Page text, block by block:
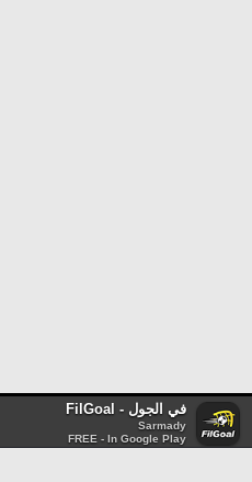
في الجول - FilGoal
Sarmady
FREE - In Google Play